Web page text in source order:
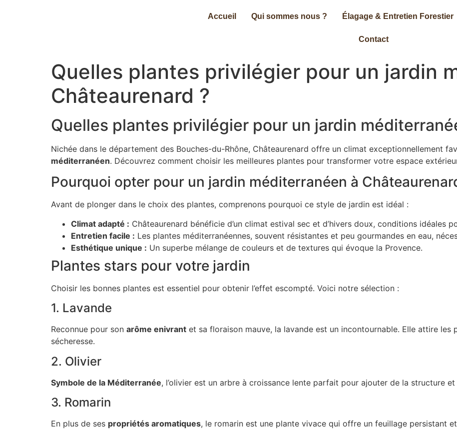
Accueil Qui sommes nous ? Élagage & Entretien Forestier
Contact
Quelles plantes privilégier pour un jardin
Châteaurenard ?
Quelles plantes privilégier pour un jardin
Nichée dans le département des Bouches-du-Rhône, Châteaurenard offre un climat exceptionnellement
méditerranéen. Découvrez comment choisir les meilleures plantes pour transformer votre espace
Pourquoi opter pour un jardin méditerranéen à
Avant de plonger dans le choix des plantes, comprenons pourquoi ce style de jardin est idéal :
Climat adapté : Châteaurenard bénéficie d’un climat estival sec et d’hivers doux, conditions idéales
Entretien facile : Les plantes méditerranéennes, souvent résistantes et peu gourmandes en eau,
Esthétique unique : Un superbe mélange de couleurs et de textures qui évoque la Provence.
Plantes stars pour votre jardin
Choisir les bonnes plantes est essentiel pour obtenir l’effet escompté. Voici notre sélection :
1. Lavande
Reconnue pour son arôme enivrant et sa floraison mauve, la lavande est un incontournable. Elle attire les
sécheresse.
2. Olivier
Symbole de la Méditerranée, l’olivier est un arbre à croissance lente parfait pour ajouter de la structure et
3. Romarin
En plus de ses propriétés aromatiques, le romarin est une plante vivace qui offre un feuillage persistant